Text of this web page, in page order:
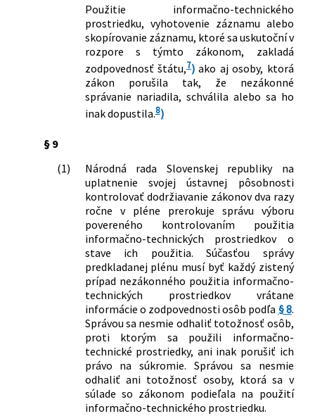
Použitie informačno-technického
prostriedku, vyhotovenie záznamu alebo
skopírovanie záznamu, ktoré sa uskutoční v
rozpore s týmto zákonom, zakladá
zodpovednosť štátu,7) ako aj osoby, ktorá
zákon porušila tak, že nezákonné
správanie nariadila, schválila alebo sa ho
inak dopustila.8)
§ 9
(1)
Národná rada Slovenskej republiky na
uplatnenie svojej ústavnej pôsobnosti
kontrolovať dodržiavanie zákonov dva razy
ročne v pléne prerokuje správu výboru
povereného kontrolovaním použitia
informačno-technických prostriedkov o
stave ich použitia. Súčasťou správy
predkladanej plénu musí byť každý zistený
prípad nezákonného použitia informačno-
technických prostriedkov vrátane
informácie o zodpovednosti osôb podľa § 8.
Správou sa nesmie odhaliť totožnosť osôb,
proti ktorým sa použili informačno-
technické prostriedky, ani inak porušiť ich
právo na súkromie. Správou sa nesmie
odhaliť ani totožnosť osoby, ktorá sa v
súlade so zákonom podieľala na použití
informačno-technického prostriedku.